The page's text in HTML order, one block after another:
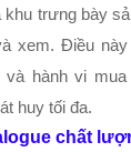
khu trưng bày
xem. Điều
hành vi mua
huy tối đa.
chất